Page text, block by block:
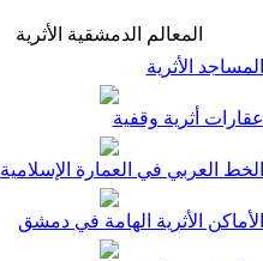
المعالم الدمشقية الأثرية
المساجد الأثرية
عقارات أثرية وقفية
الخط العربي في العمارة الإسلامية
الأماكن الأثرية الهامة في دمشق